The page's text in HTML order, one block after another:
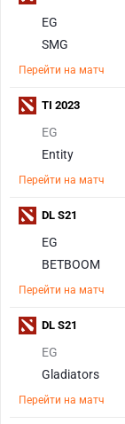
EG
SMG
Перейти на матч
EG
Entity
Перейти на матч
TI 2023
EG
BETBOOM
Перейти на матч
DL S21
EG
Gladiators
Перейти на матч
DL S21